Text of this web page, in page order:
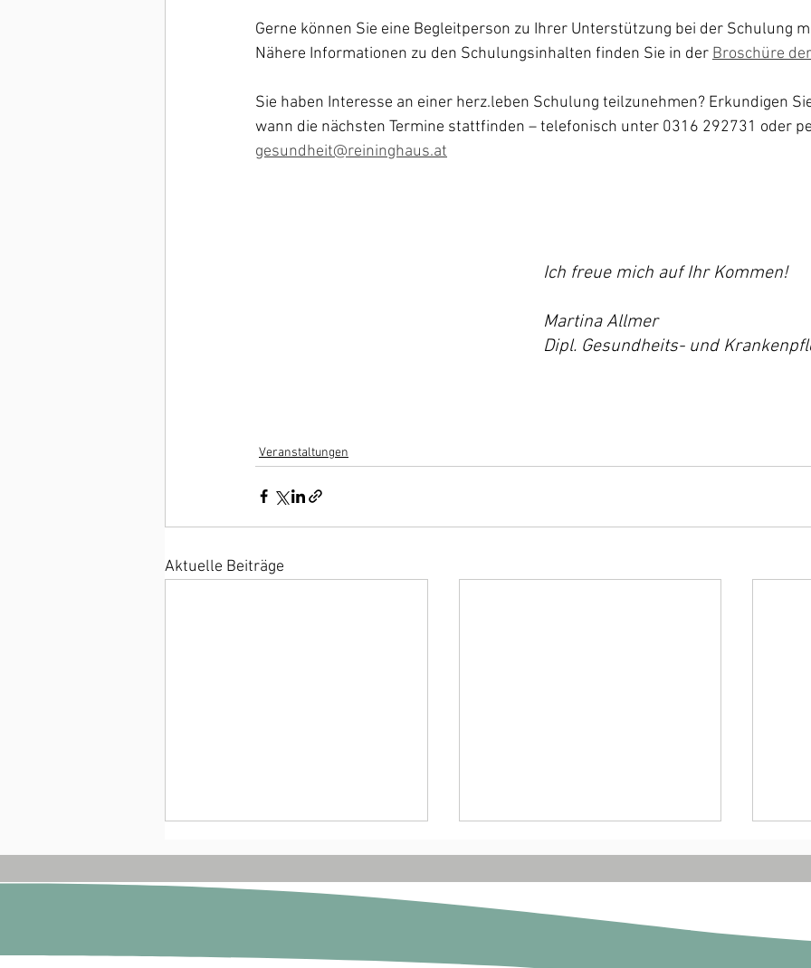
Gerne können Sie eine Begleitperson zu Ihrer Unterstützung bei der Schulung
Nähere Informationen zu den Schulungsinhalten finden Sie in der Broschüre
Sie haben Interesse an einer herz.leben Schulung teilzunehmen? Erkundigen
wann die nächsten Termine stattfinden – telefonisch unter 0316 292731 oder
gesundheit@reininghaus.at
Ich freue mich auf Ihr Kommen!
Martina Allmer
Dipl. Gesundheits- und
Veranstaltungen
Aktuelle Beiträge